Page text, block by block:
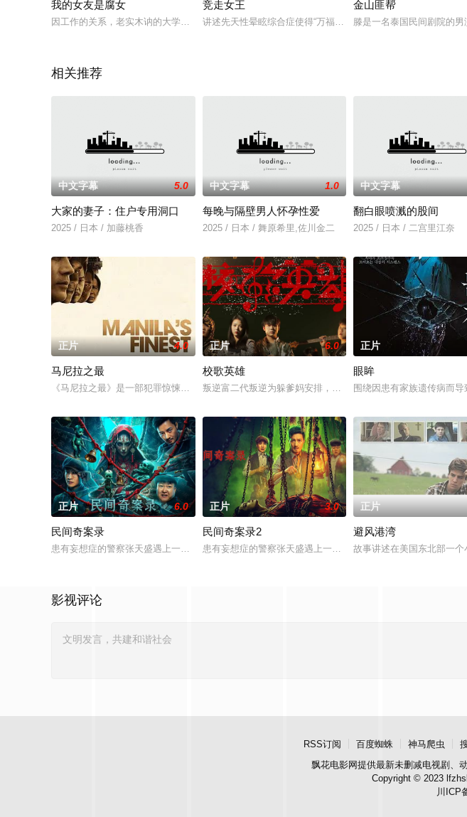
我的女友是腐女
因工作的关系，老实木讷的大学生诹访日向（大東俊介 饰）结识了端庄美丽的白崎顺子（松本若菜 饰
竞走女王
讲述先天性晕眩综合症使得“万福”（沈恩京饰演）不得不每日步
金山匪帮
滕是一名泰国民间剧院的
相关推荐
中文字幕 5.0
大家的妻子：住户专用洞口
2025 / 日本 / 加藤桃香
中文字幕 1.0
每晚与隔壁男人怀孕性爱
2025 / 日本 / 舞原希里,佐川金二
中文字幕
翻白眼喷溅的股间
2025 / 日本 / 二宫里江奈
正片 4.0
马尼拉之最
《马尼拉之最》是一部犯罪惊悚片，故事发生在 20 世纪 70 年代第一季度风暴期间，警察霍默、康拉
正片 6.0
校歌英雄
叛逆富二代叛逆为躲爹妈安排，偷报音乐专业，开学撩学姐，为
正片
眼眸
围绕因患有家族遗传病而
正片 6.0
民间奇案录
患有妄想症的警察张天盛遇上一起离奇的神像杀人事件，勘案过程中，牵引出“婴胎报仇”，“娘娘索命”等
正片 3.0
民间奇案录2
患有妄想症的警察张天盛遇上一起离奇的神像杀人事件，勘案过
正片
避风港湾
故事讲述在美国东北部一
影视评论
RSS订阅 百度蜘蛛 神马爬虫
飘花电影网提供最新未删减电视剧、
Copyright © 2023
川ICP